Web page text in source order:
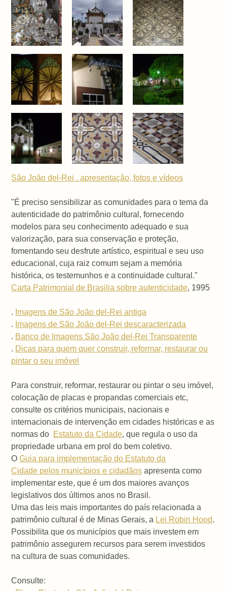
São João del-Rei . apresentação, fotos e vídeos
"É preciso sensibilizar as comunidades para o tema da
autenticidade do patrimônio cultural, fornecendo
modelos para seu conhecimento adequado e sua
valorização, para sua conservação e proteção,
fomentando seu desfrute artístico, espiritual e seu uso
educacional, cuja raiz comum sejam a memória
histórica, os testemunhos e a continuidade cultural."
Carta Patrimonial de Brasilia sobre autenticidade, 1995
. Imagens de São João del-Rei antiga
. Imagens de São João del-Rei descaracterizada
. Banco de Imagens São João del-Rei Transparente
. Dicas para quem quer construir, reformar, restaurar ou
pintar o seu imóvel
Para construir, reformar, restaurar ou pintar o seu imóvel,
colocação de placas e propandas comerciais etc,
consulte os critérios municipais, nacionais e
internacionais de intervenção em cidades históricas e as
normas do Estatuto da Cidade, que regula o uso da
propriedade urbana em prol do bem coletivo.
OGuia para implementação do Estatuto da
Cidade pelos municípios e cidadãos apresenta como
implementar este, que é um dos maiores avanços
legislativos dos últimos anos no Brasil.
Uma das leis mais importantes do país relacionada a
patrimônio cultural é de Minas Gerais, a Lei Robin Hood.
Possibilita que os municípios que mais investem em
patrimônio assegurem recursos para serem investidos
na cultura de suas comunidades.
Consulte: